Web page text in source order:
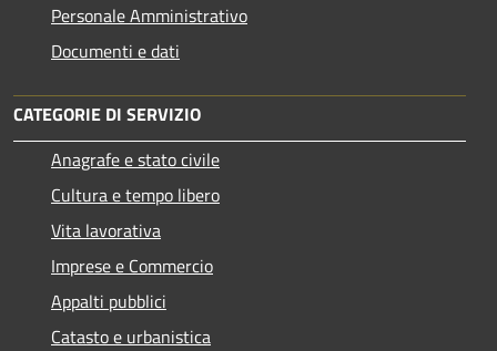
Personale Amministrativo
Documenti e dati
CATEGORIE DI SERVIZIO
Anagrafe e stato civile
Cultura e tempo libero
Vita lavorativa
Imprese e Commercio
Appalti pubblici
Catasto e urbanistica